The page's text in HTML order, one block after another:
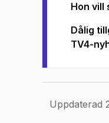
Hon vill
(
Dålig
TV4-
(
Uppdaterad